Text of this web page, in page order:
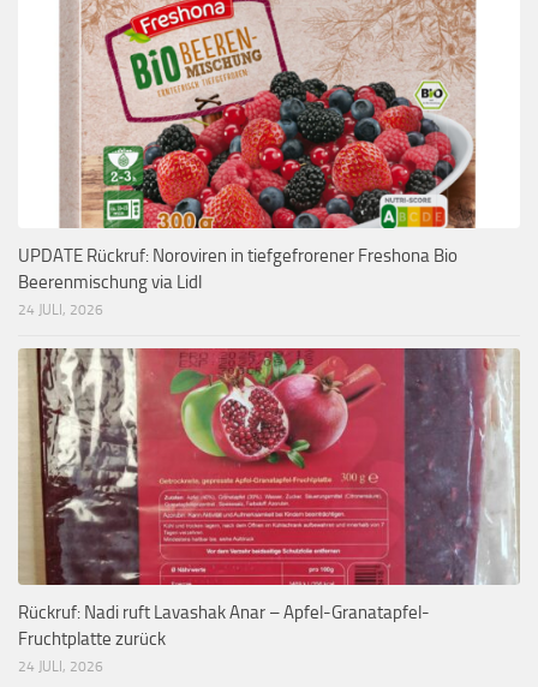
UPDATE Rückruf: Noroviren in tiefgefrorener Freshona Bio
Beerenmischung via Lidl
24 JULI, 2026
Rückruf: Nadi ruft Lavashak Anar – Apfel-Granatapfel-
Fruchtplatte zurück
24 JULI, 2026